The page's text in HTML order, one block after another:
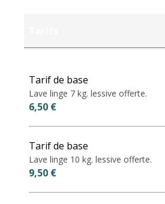
Tarif de base
Lave linge 7 kg. lessive offerte.
6,50 €
Tarif de base
Lave linge 10 kg. lessive offerte.
9,50 €